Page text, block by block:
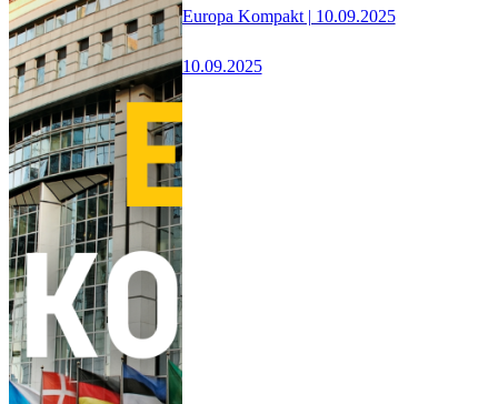
Europa Kompakt | 10.09.2025
10.09.2025